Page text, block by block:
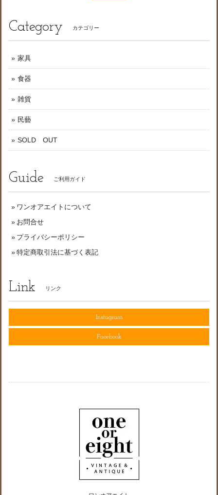
Category カテゴリー
家具
食器
雑貨
民藝
SOLD OUT
Guide ご利用ガイド
ワンオアエイトについて
お問合せ
プライバシーポリシー
特定商取引法に基づく表記
Link リンク
Instagram
Facebook